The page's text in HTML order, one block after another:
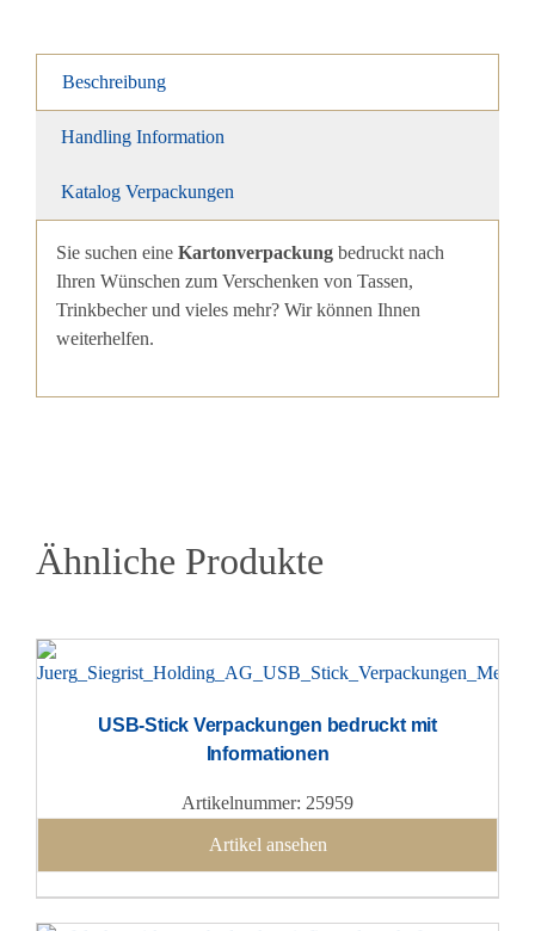
Beschreibung
Handling Information
Katalog Verpackungen
Sie suchen eine Kartonverpackungbedruckt nach
Ihren Wünschen zum Verschenken von Tassen,
Trinkbecher und vieles mehr? Wir können Ihnen
weiterhelfen.
Ähnliche Produkte
USB-Stick Verpackungen bedruckt mit
Informationen
Artikelnummer: 25959
Artikel ansehen